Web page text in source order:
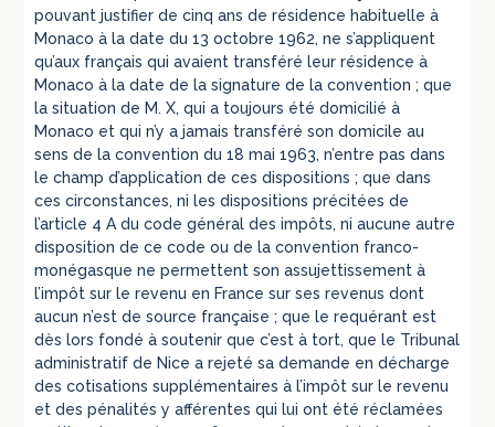
pouvant justifier de cinq ans de résidence habituelle à
Monaco à la date du 13 octobre 1962, ne s’appliquent
qu’aux français qui avaient transféré leur résidence à
Monaco à la date de la signature de la convention ; que
la situation de M. X, qui a toujours été domicilié à
Monaco et qui n’y a jamais transféré son domicile au
sens de la convention du 18 mai 1963, n’entre pas dans
le champ d’application de ces dispositions ; que dans
ces circonstances, ni les dispositions précitées de
l’article 4 A du code général des impôts, ni aucune autre
disposition de ce code ou de la convention franco-
monégasque ne permettent son assujettissement à
l’impôt sur le revenu en France sur ses revenus dont
aucun n’est de source française ; que le requérant est
dès lors fondé à soutenir que c’est à tort, que le Tribunal
administratif de Nice a rejeté sa demande en décharge
des cotisations supplémentaires à l’impôt sur le revenu
et des pénalités y afférentes qui lui ont été réclamées